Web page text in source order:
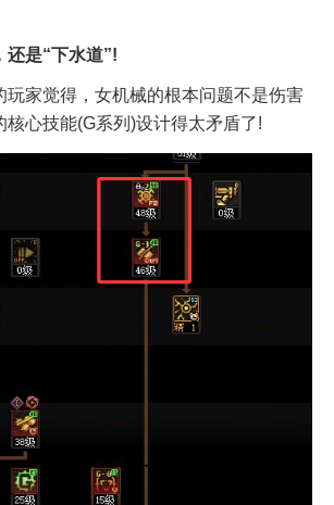
还是“下水道”!
玩家觉得，女机械的根本问题不是伤害
核心技能(G系列)设计得太矛盾了!